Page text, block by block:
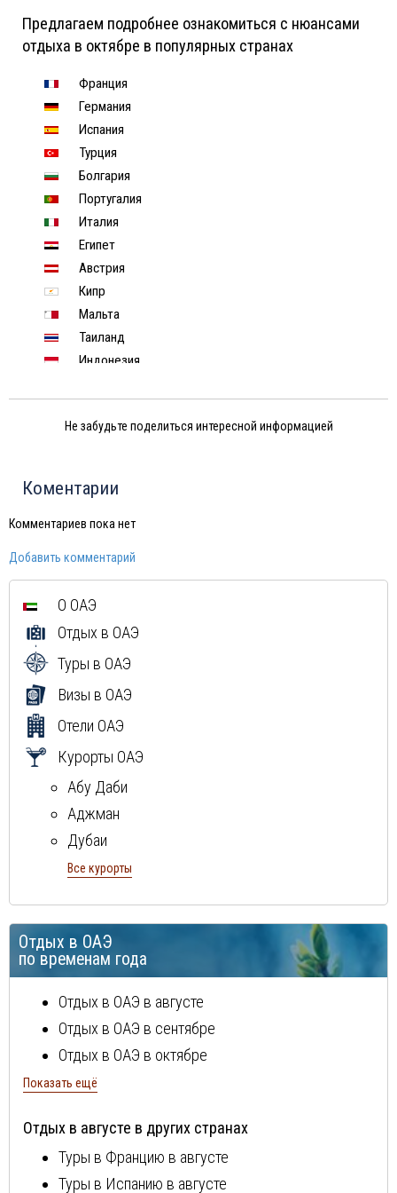
Предлагаем подробнее ознакомиться с нюансами
отдыха в октябре в популярных странах
Франция
Германия
Испания
Турция
Болгария
Португалия
Италия
Египет
Австрия
Кипр
Мальта
Таиланд
Индонезия
Финляндия
Индия
Тунис
Мексика
Куба
Доминиканская Республика
Не забудьте поделиться интересной информацией
Коментарии
Комментариев пока нет
Добавить комментарий
О ОАЭ
Отдых в ОАЭ
Туры в ОАЭ
Визы в ОАЭ
Отели ОАЭ
Курорты ОАЭ
Абу Даби
Аджман
Дубаи
Рас Аль Хайма
Шарджа
Все курорты
Отдых в ОАЭ
по временам года
Отдых в ОАЭ в августе
Отдых в ОАЭ в сентябре
Отдых в ОАЭ в октябре
Отдых в ОАЭ в ноябре
Отдых в ОАЭ в январе
Отдых в ОАЭ в феврале
Отдых в ОАЭ в марте
Показать ещё
Отдых в августе в других странах
Туры в Францию в августе
Туры в Испанию в августе